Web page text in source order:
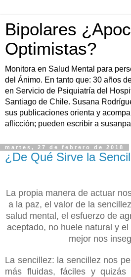
Bipolares
Optimistas?
Monitora en Salud Mental para
del Ánimo. En tanto que: 30 años
en Servicio de Psiquiatría del
Santiago de Chile. Susana
sus publicaciones orienta y
aflicción; pueden escribir a
martes, 27 de febrero de 2018
¿De Qué Sirve la
La propia manera de actuar
a la paz, el valor de la
salud mental, el esfuerzo de
aceptado, no huele natural y
mejor nos
La sencillez: la sencillez nos
más fluidas, fáciles y quizás